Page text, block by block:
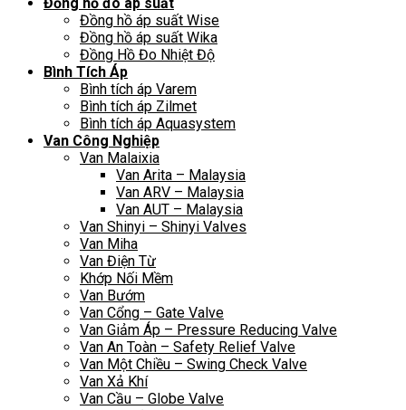
Đồng hồ áp suất Wise
Đồng hồ áp suất Wika
Đồng Hồ Đo Nhiệt Độ
Bình Tích Áp
Bình tích áp Varem
Bình tích áp Zilmet
Bình tích áp Aquasystem
Van Công Nghiệp
Van Malaixia
Van Arita – Malaysia
Van ARV – Malaysia
Van AUT – Malaysia
Van Shinyi – Shinyi Valves
Van Miha
Van Điện Từ
Khớp Nối Mềm
Van Bướm
Van Cổng – Gate Valve
Van Giảm Áp – Pressure Reducing Valve
Van An Toàn – Safety Relief Valve
Van Một Chiều – Swing Check Valve
Van Xả Khí
Van Cầu – Globe Valve